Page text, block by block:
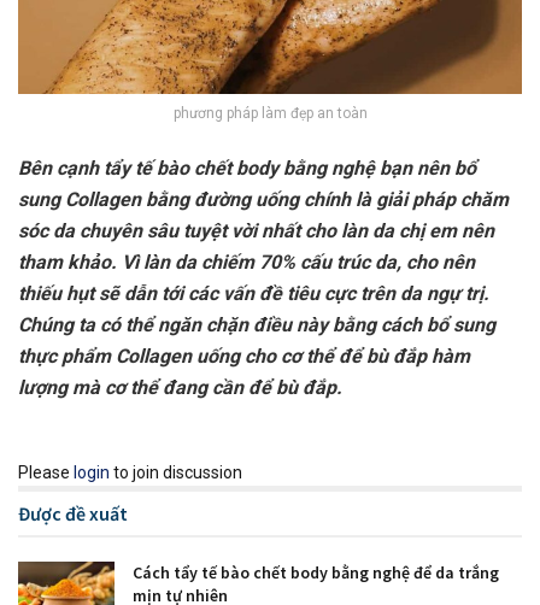
phương pháp làm đẹp an toàn
Bên cạnh tẩy tế bào chết body bằng nghệ bạn nên bổ
sung Collagen bằng đường uống chính là giải pháp chăm
sóc da chuyên sâu tuyệt vời nhất cho làn da chị em nên
tham khảo. Vì làn da chiếm 70% cấu trúc da, cho nên
thiếu hụt sẽ dẫn tới các vấn đề tiêu cực trên da ngự trị.
Chúng ta có thể ngăn chặn điều này bằng cách bổ sung
thực phẩm Collagen uống cho cơ thể để bù đắp hàm
lượng mà cơ thể đang cần để bù đắp.
Please login to join discussion
Được đề xuất
Cách tẩy tế bào chết body bằng nghệ để da trắng
mịn tự nhiên